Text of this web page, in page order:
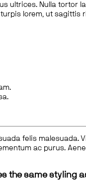
ultrices. Nulla tortor
lorem, ut sagittis
felis malesuada.
ac purus.
the same styling